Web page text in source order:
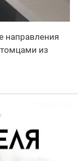
направления
из